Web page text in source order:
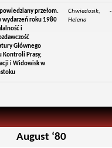
przełom.
wydarzeń roku 1980
i
Głównego
Kontroli Prasy,
i Widowisk w
Chwiedosik,
Helena
-
August ‘80